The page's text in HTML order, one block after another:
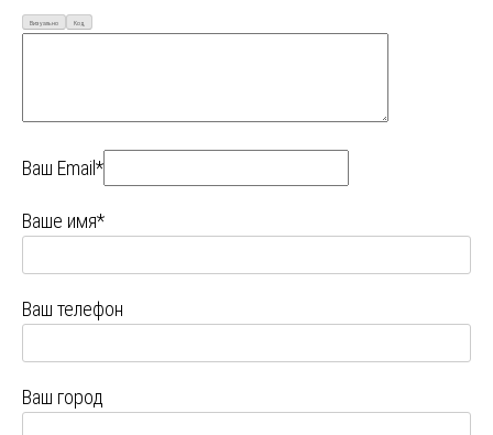
Визуально Код
Ваш Email*
Ваше имя*
Ваш телефон
Ваш город